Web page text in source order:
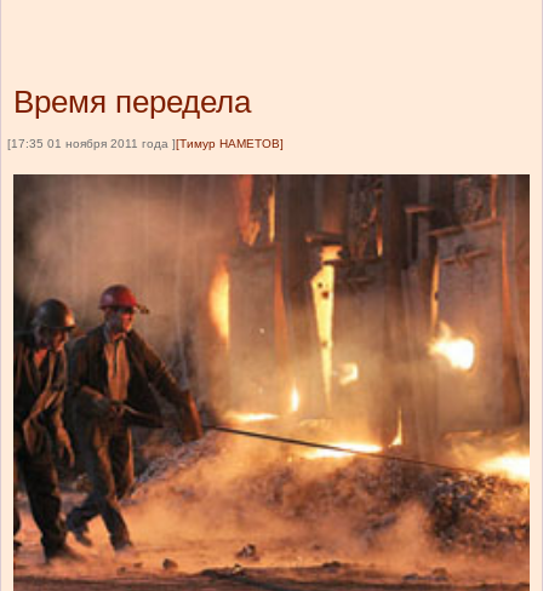
Время передела
[17:35 01 ноября 2011 года ] [Тимур НАМЕТОВ]